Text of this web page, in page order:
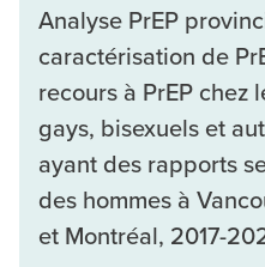
Analyse PrEP
caractérisation de
recours à PrEP chez
gays, bisexuels et
ayant des rapports
des hommes à
et Montréal, 2017-